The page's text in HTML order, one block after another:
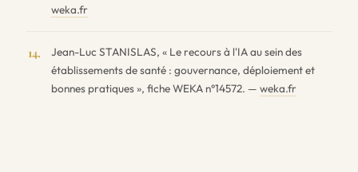
weka.fr
14.
Jean-Luc STANISLAS, « Le recours à l'IA au sein des
établissements de santé : gouvernance, déploiement et
bonnes pratiques », fiche WEKA n°14572. — weka.fr